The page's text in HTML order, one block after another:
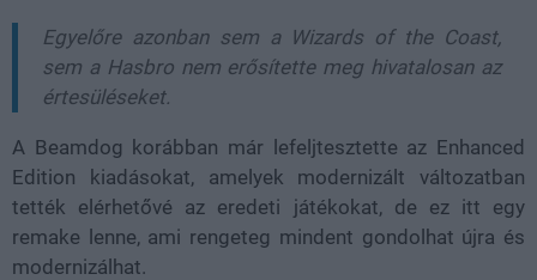
Egyelőre azonban sem a Wizards of the Coast,
sem a Hasbro nem erősítette meg hivatalosan az
értesüléseket.
A Beamdog korábban már lefeljtesztette az Enhanced
Edition kiadásokat, amelyek modernizált változatban
tették elérhetővé az eredeti játékokat, de ez itt egy
remake lenne, ami rengeteg mindent gondolhat újra és
modernizálhat.